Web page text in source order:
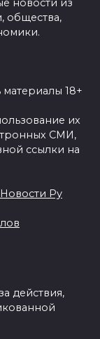
новости из
общества,
18+
их
СМИ,
ссылки на
Ру
действия,